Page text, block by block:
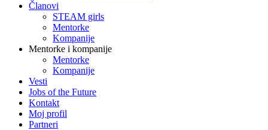
Članovi
STEAM girls
Mentorke
Kompanije
Mentorke i kompanije
Mentorke
Kompanije
Vesti
Jobs of the Future
Kontakt
Moj profil
Partneri